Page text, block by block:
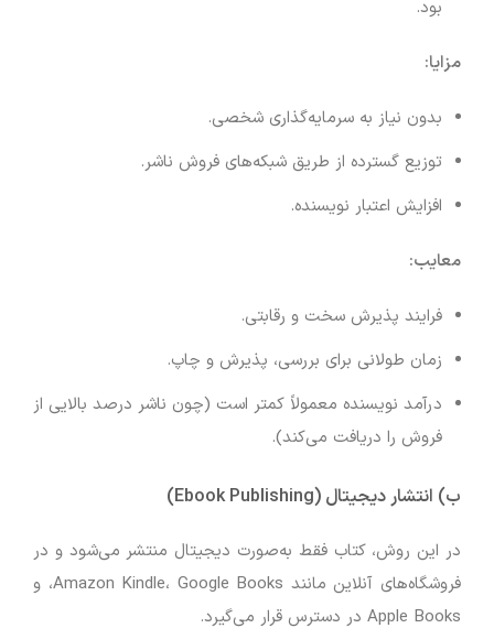
بود.
مزایا:
بدون نیاز به سرمایه‌گذاری شخصی.
توزیع گسترده از طریق شبکه‌های فروش ناشر.
افزایش اعتبار نویسنده.
معایب:
فرایند پذیرش سخت و رقابتی.
زمان طولانی برای بررسی، پذیرش و چاپ.
درآمد نویسنده معمولاً کمتر است (چون ناشر درصد بالایی از
فروش را دریافت می‌کند).
ب) انتشار دیجیتال (Ebook Publishing)
در این روش، کتاب فقط به‌صورت دیجیتال منتشر می‌شود و در
فروشگاه‌های آنلاین مانند Amazon Kindle، Google Books، و
Apple Books در دسترس قرار می‌گیرد.